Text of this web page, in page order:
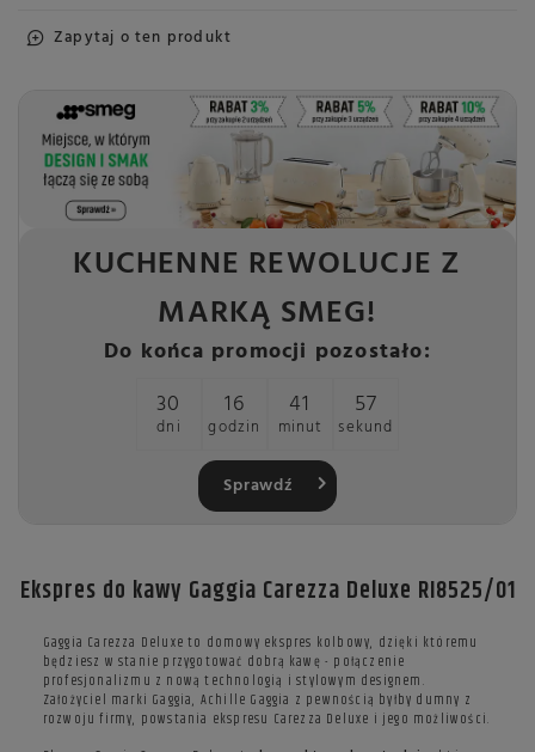
Zapytaj o ten produkt
KUCHENNE REWOLUCJE Z
MARKĄ SMEG!
Do końca promocji pozostało:
30
dni
16
godzin
41
minut
56
sekund
Sprawdź
Ekspres do kawy Gaggia Carezza Deluxe RI8525/01
Gaggia Carezza Deluxe to domowy ekspres kolbowy, dzięki któremu
będziesz w stanie przygotować dobrą kawę - połączenie
profesjonalizmu z nową technologią i stylowym designem.
Założyciel marki Gaggia, Achille Gaggia z pewnością byłby dumny z
rozwoju firmy, powstania ekspresu Carezza Deluxe i jego możliwości.